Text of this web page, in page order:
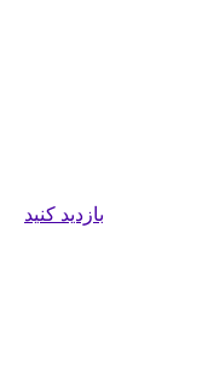
بازدید کنید